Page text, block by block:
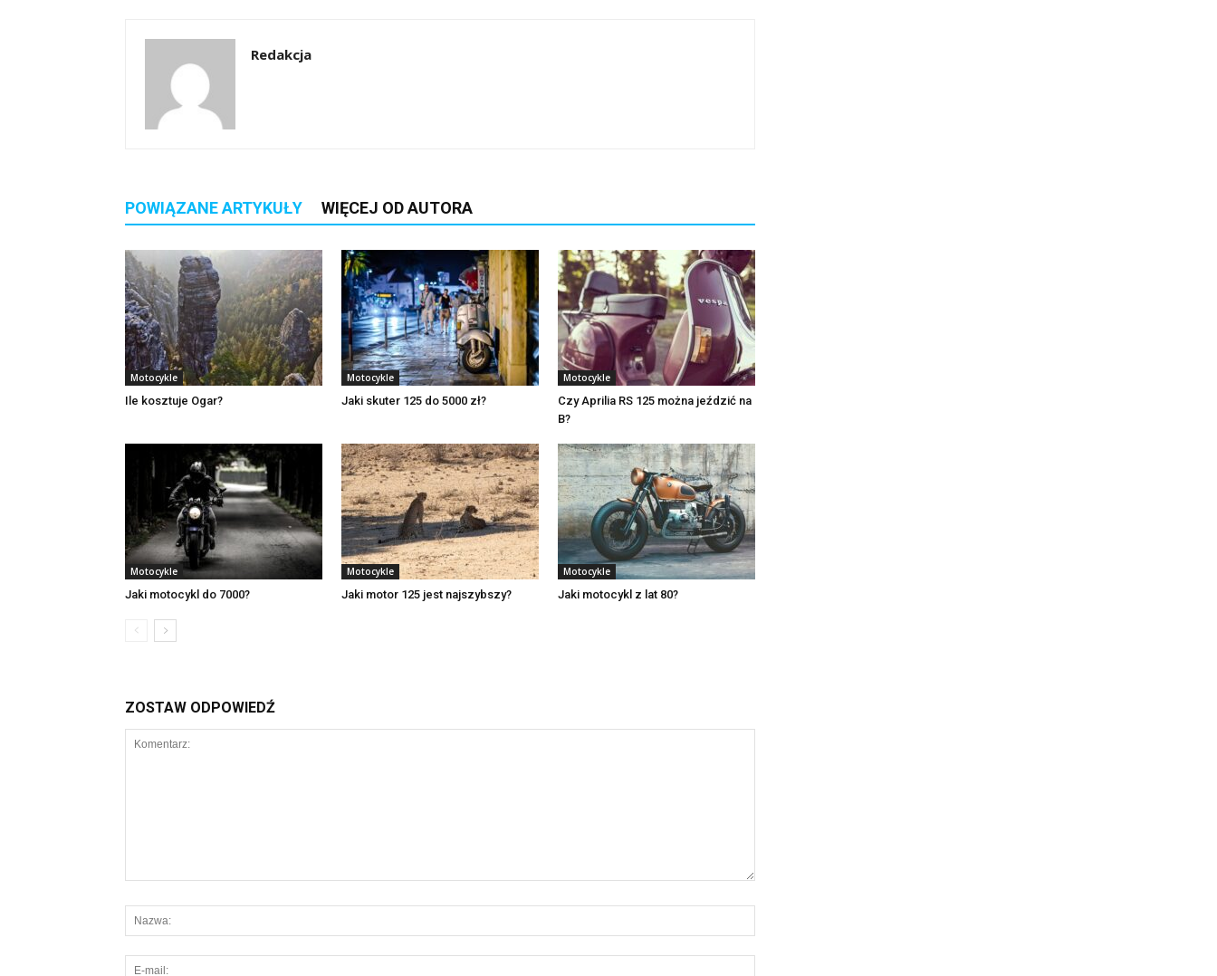
Redakcja
POWIĄZANE ARTYKUŁY WIĘCEJ OD AUTORA
Motocykle
Ile kosztuje Ogar?
Motocykle
Jaki skuter 125 do 5000 zł?
Motocykle
Czy Aprilia RS 125 można jeździć na
B?
Motocykle
Jaki motocykl do 7000?
Motocykle
Jaki motor 125 jest najszybszy?
Motocykle
Jaki motocykl z lat 80?
ZOSTAW ODPOWIEDŹ